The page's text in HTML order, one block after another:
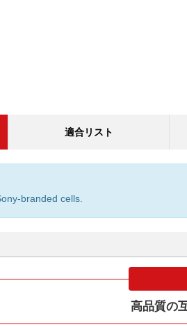
適合リスト
branded cells.
高品質の